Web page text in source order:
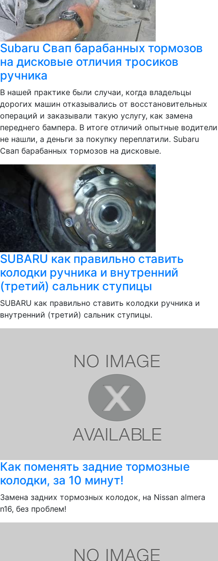
Subaru Свап барабанных тормозов
на дисковые отличия тросиков
ручника
В нашей практике были случаи, когда владельцы
дорогих машин отказывались от восстановительных
операций и заказывали такую услугу, как замена
переднего бампера. В итоге отличий опытные водители
не нашли, а деньги за покупку переплатили. Subaru
Свап барабанных тормозов на дисковые.
SUBARU как правильно ставить
колодки ручника и внутренний
(третий) сальник ступицы
SUBARU как правильно ставить колодки ручника и
внутренний (третий) сальник ступицы.
Как поменять задние тормозные
колодки, за 10 минут!
Замена задних тормозных колодок, на Nissan almera
n16, без проблем!